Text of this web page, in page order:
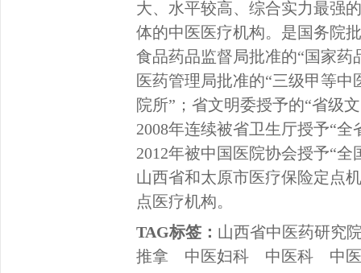
大、水平较高、综合实力最强
体的中医医疗机构。是国务院
食品药品监督局批准的“国家药
医药管理局批准的“三级甲等中
院所”；省文明委授予的“省级
2008年连续被省卫生厅授予“
2012年被中国医院协会授予“
山西省和太原市医疗保险定点
点医疗机构。
TAG标签： 山西省中医药研究
推拿
中医妇科 中医科
中